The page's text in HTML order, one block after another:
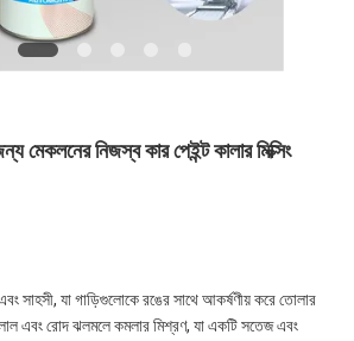
মেকলনের নিজস্ব কার পেইন্ট কালার মিক্সিং
সাহসী, যা গাড়িগুলোকে রঙের সাথে আকর্ষণীয় করে তোলার
এবং রোদ ঝলমলে কমলার মিশ্রণ, যা একটি সতেজ এবং